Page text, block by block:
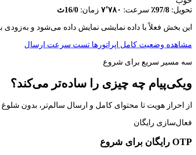
تحویل: 97/8٪ سرعت: ۷٬۷۸۰ زمان: 16/0ث
این بخش فعلاً با داده نمایشی نمایش داده می‌شود و به‌زودی
مشاهده وضعیت کامل اپراتورها تست سرعت ارسال
سه مسیر سریع برای شروع
ویکی‌پیام چه چیزی را ساده‌تر می‌کند؟
از احراز هویت تا محتوای کامل و ارسال سالم‌تر، بدون
فعال‌سازی رایگان
OTP رایگان برای شروع